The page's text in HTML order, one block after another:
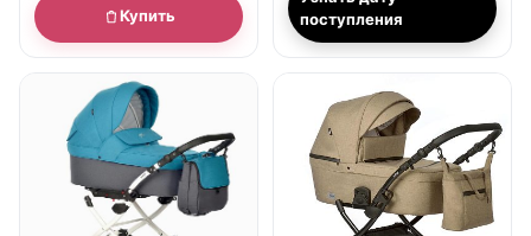
Купить
поступления